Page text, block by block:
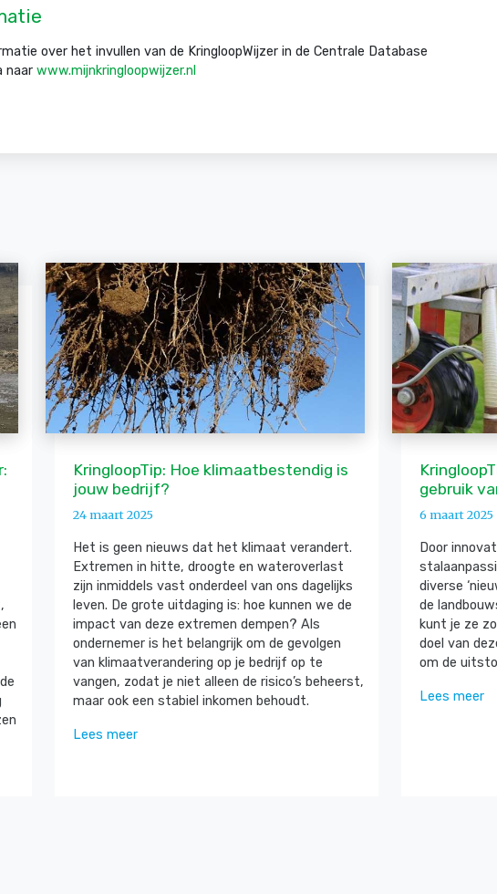
over het invullen van de KringloopWijzer in de Centrale Database
naar www.mijnkringloopwijzer.nl
KringloopTip: Hoe klimaatbestendig is
jouw bedrijf?
24 maart 2025
Het is geen nieuws dat het klimaat verandert.
Extremen in hitte, droogte en wateroverlast
zijn inmiddels vast onderdeel van ons dagelijks
leven. De grote uitdaging is: hoe kunnen we de
impact van deze extremen dempen? Als
ondernemer is het belangrijk om de gevolgen
van klimaatverandering op je bedrijf op te
vangen, zodat je niet alleen de risico’s beheerst,
maar ook een stabiel inkomen behoudt.
Lees meer
gebruik
6 maart 2025
Door
diverse
de
kunt je ze
doel van
om de
Lees meer